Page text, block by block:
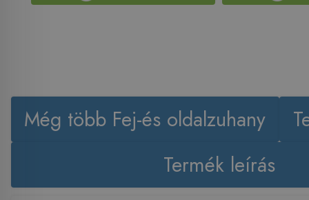
Még több Fej-és oldalzuhany
Termék leírás